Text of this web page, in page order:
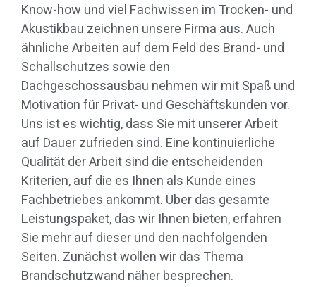
Know-how und viel Fachwissen im Trocken- und
Akustikbau zeichnen unsere Firma aus. Auch
ähnliche Arbeiten auf dem Feld des Brand- und
Schallschutzes sowie den
Dachgeschossausbau nehmen wir mit Spaß und
Motivation für Privat- und Geschäftskunden vor.
Uns ist es wichtig, dass Sie mit unserer Arbeit
auf Dauer zufrieden sind. Eine kontinuierliche
Qualität der Arbeit sind die entscheidenden
Kriterien, auf die es Ihnen als Kunde eines
Fachbetriebes ankommt. Über das gesamte
Leistungspaket, das wir Ihnen bieten, erfahren
Sie mehr auf dieser und den nachfolgenden
Seiten. Zunächst wollen wir das Thema
Brandschutzwand näher besprechen.